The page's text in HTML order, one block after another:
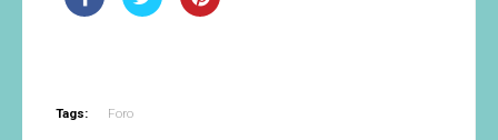
Tags: Foro